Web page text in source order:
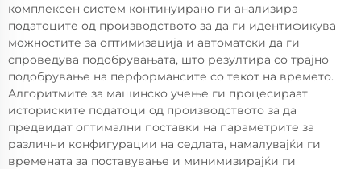
комплексен систем континуирано ги анализира
податоците од производството за да ги идентификува
можностите за оптимизација и автоматски да ги
спроведува подобрувањата, што резултира со трајно
подобрување на перформансите со текот на времето.
Алгоритмите за машинско учење ги процесираат
историските податоци од производството за да
предвидат оптимални поставки на параметрите за
различни конфигурации на седлата, намалувајќи ги
времената за поставување и минимизирајќи ги